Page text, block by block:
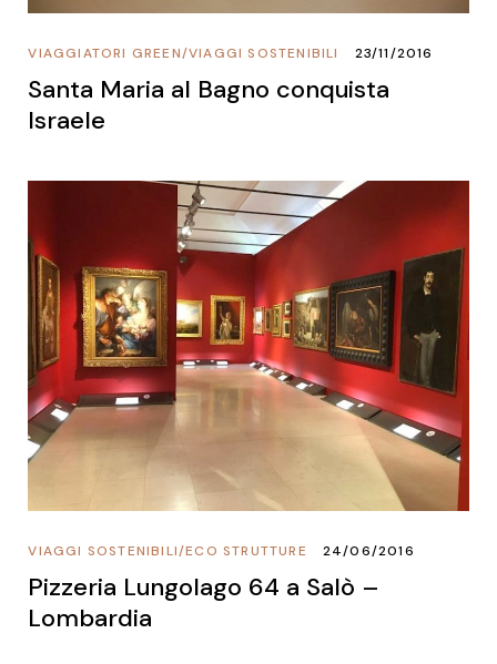
VIAGGI SOSTENIBILI
/
VIAGGIATORI GREEN 23/11/2016
Santa Maria al Bagno conquista
Israele
ECO STRUTTURE
/
VIAGGI SOSTENIBILI 24/06/2016
Pizzeria Lungolago 64 a Salò –
Lombardia